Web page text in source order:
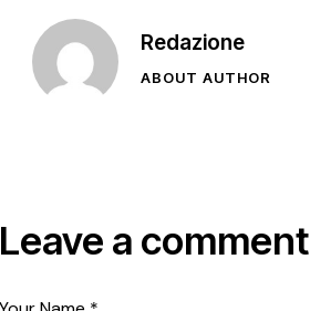
Redazione
ABOUT AUTHOR
Leave a comment